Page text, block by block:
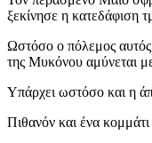
ξεκίνησε η κατεδάφιση
Ωστόσο ο πόλεμος αυτός
της Μυκόνου αμύνεται
Υπάρχει ωστόσο και η
Πιθανόν και ένα